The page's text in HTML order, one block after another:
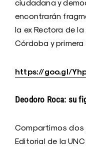
ciudadana y
encontrarán
la ex Rectora de
Córdoba y
https://goo.gl/
Deodoro Roca: su
Compartimos dos
Editorial de la